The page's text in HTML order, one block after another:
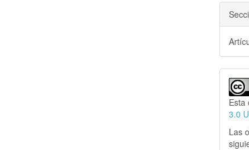
Esta
3.0
Las